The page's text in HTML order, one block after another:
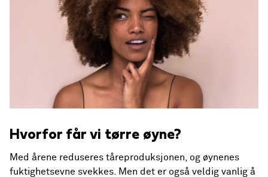
Hvorfor får vi tørre øyne?
Med årene reduseres tåreproduksjonen, og øynenes
fuktighetsevne svekkes. Men det er også veldig vanlig å